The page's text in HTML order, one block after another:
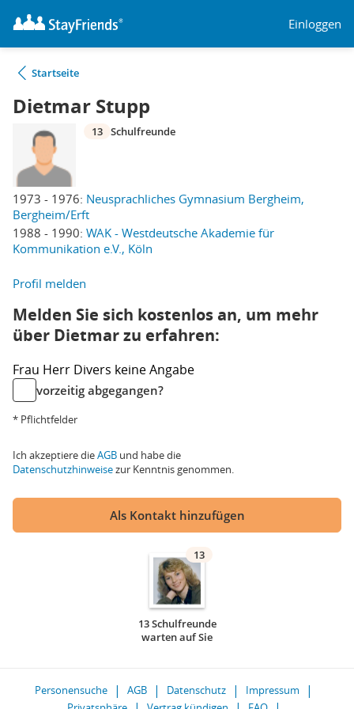
Einloggen
Startseite
Dietmar Stupp
1973 - 1976: Neusprachliches Gymnasium Bergheim,
Bergheim/Erft
1988 - 1990: WAK - Westdeutsche Akademie für
Kommunikation e.V., Köln
13 Schulfreunde
Profil melden
Melden Sie sich kostenlos an, um mehr
über Dietmar zu erfahren:
Frau Herr Divers keine Angabe
vorzeitig abgegangen?
* Pflichtfelder
Ich akzeptiere dieAGB und habe die
Datenschutzhinweisezur Kenntnis genommen.
Als Kontakt hinzufügen
13
13 Schulfreunde
warten auf Sie
Personensuche AGB Datenschutz
Impressum